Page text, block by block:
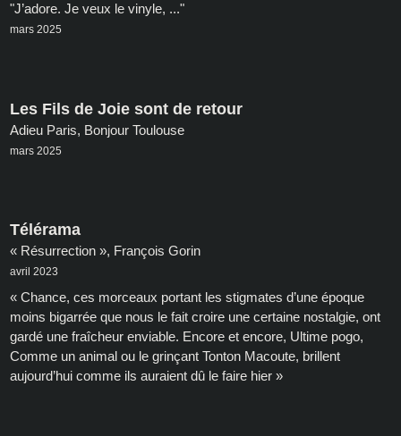
"J’adore. Je veux le vinyle, ..."
mars 2025
Les Fils de Joie sont de retour
Adieu Paris, Bonjour Toulouse
mars 2025
Télérama
« Résurrection », François Gorin
avril 2023
« Chance, ces morceaux portant les stigmates d’une époque
moins bigarrée que nous le fait croire une certaine nostalgie, ont
gardé une fraîcheur enviable. Encore et encore, Ultime pogo,
Comme un animal ou le grinçant Tonton Macoute, brillent
aujourd’hui comme ils auraient dû le faire hier »